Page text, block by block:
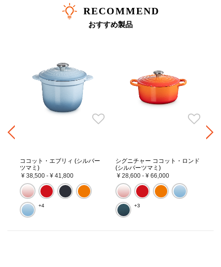
RECOMMEND
おすすめ製品
ココット・エブリィ (シルバー
ツマミ)
¥ 38,500 - ¥ 41,800
+4
シグニチャー ココット・ロンド
(シルバーツマミ)
¥ 28,600 - ¥ 66,000
+3